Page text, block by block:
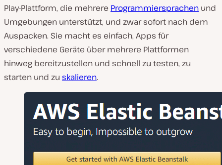
Play-Plattform, die mehrere Programmiersprachen und
Umgebungen unterstützt, und zwar sofort nach dem
Auspacken. Sie macht es einfach, Apps für
verschiedene Geräte über mehrere Plattformen
hinweg bereitzustellen und schnell zu testen, zu
starten und zu skalieren.